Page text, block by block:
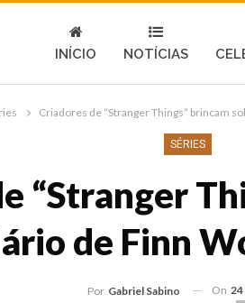
INÍCIO NOTÍCIAS
Criadores de “Stranger Things” brincam
SÉRIES
“Stranger
de Finn
Por Gabriel Sabino On 24